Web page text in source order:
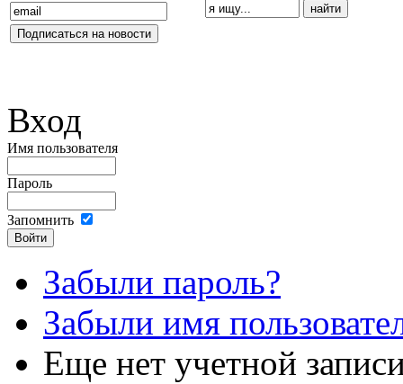
Вход
Имя пользователя
Пароль
Запомнить
Забыли пароль?
Забыли имя
Еще нет учетной